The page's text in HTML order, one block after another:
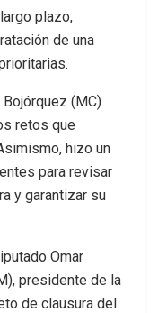
plazo,
de una
(MC)
retos que
hizo un
para revisar
y garantizar su
Omar
presidente de la
de clausura del